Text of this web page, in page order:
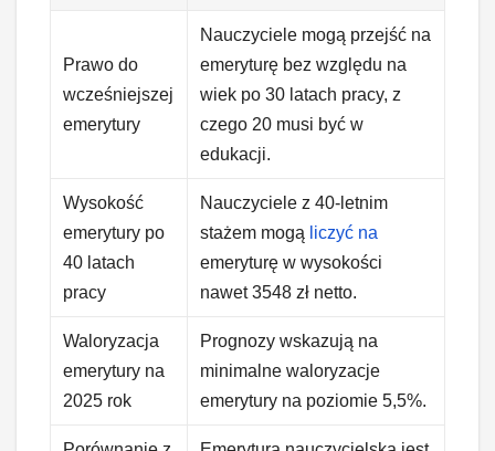
Prawo do
wcześniejszej
emerytury
Nauczyciele mogą przejść na
emeryturę bez względu na
wiek po 30 latach pracy, z
czego 20 musi być w
edukacji.
Wysokość
emerytury po
40 latach
pracy
Nauczyciele z 40-letnim
stażem mogą liczyć na
emeryturę w wysokości
nawet 3548 zł netto.
Waloryzacja
emerytury na
2025 rok
Prognozy wskazują na
minimalne waloryzacje
emerytury na poziomie 5,5%.